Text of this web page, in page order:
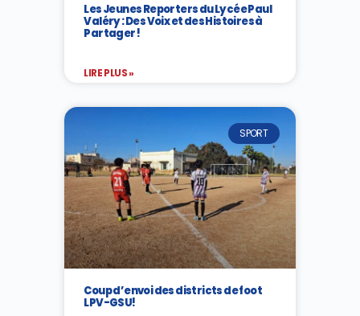
Les Jeunes Reporters du Lycée Paul
Valéry : Des Voix et des Histoires à
Partager !
LIRE PLUS »
SPORT
Coup d’envoi des districts de foot
LPV-GSU!